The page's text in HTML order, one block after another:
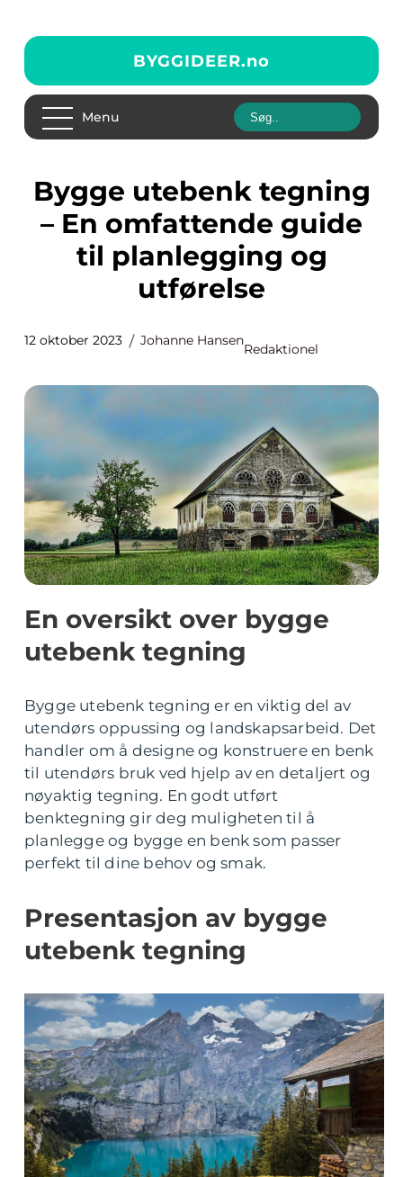
BYGGIDEER.no
Menu
Bygge utebenk tegning
– En omfattende guide
til planlegging og
utførelse
12 oktober 2023 Johanne Hansen
Redaktionel
En oversikt over bygge
utebenk tegning
Bygge utebenk tegning er en viktig del av
utendørs oppussing og landskapsarbeid. Det
handler om å designe og konstruere en benk
til utendørs bruk ved hjelp av en detaljert og
nøyaktig tegning. En godt utført
benktegning gir deg muligheten til å
planlegge og bygge en benk som passer
perfekt til dine behov og smak.
Presentasjon av bygge
utebenk tegning